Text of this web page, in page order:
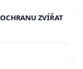
ZVÍŘAT